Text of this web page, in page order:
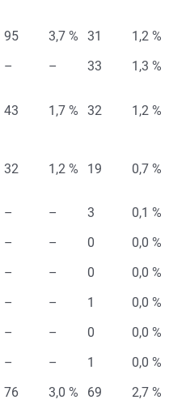
95 3,7 % 31 1,2 %
– – 33 1,3 %
43 1,7 % 32 1,2 %
32 1,2 % 19 0,7 %
– – 3 0,1 %
– – 0 0,0 %
– – 0 0,0 %
– – 1 0,0 %
– – 0 0,0 %
– – 1 0,0 %
76 3,0 % 69 2,7 %